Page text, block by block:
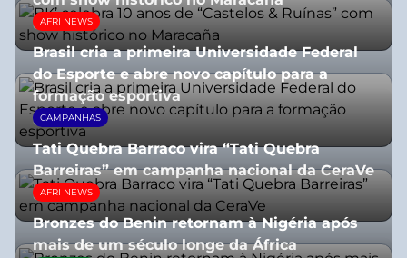
06/08/2026
AFRI NEWS
Brasil cria a primeira Universidade Federal
do Esporte e abre novo capítulo para a
formação esportiva
08/07/2026
CAMPANHAS
Tati Quebra Barraco vira “Tati Quebra
Barreiras” em campanha nacional da CeraVe
08/07/2026
AFRI NEWS
Bronzes do Benin retornam à Nigéria após
mais de um século longe da África